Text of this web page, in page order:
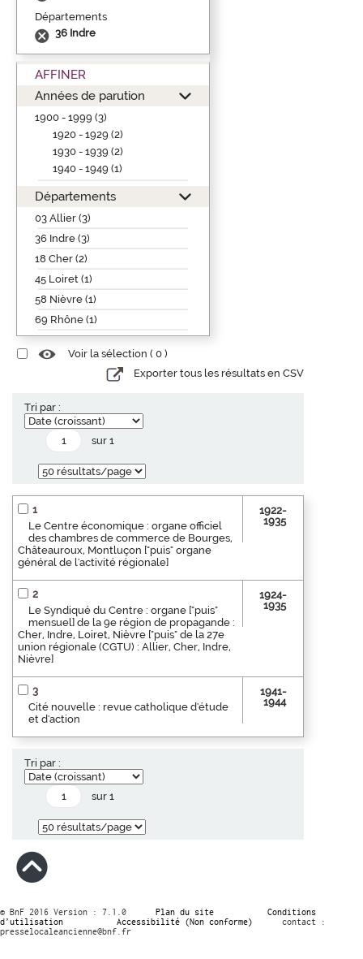
Départements
36 Indre
AFFINER
Années de parution
1900 - 1999 (3)
1920 - 1929 (2)
1930 - 1939 (2)
1940 - 1949 (1)
Départements
03 Allier (3)
36 Indre (3)
18 Cher (2)
45 Loiret (1)
58 Nièvre (1)
69 Rhône (1)
Voir la sélection ( 0 )
Exporter tous les résultats en CSV
Tri par :
sur 1
1
Le Centre économique : organe officiel
des chambres de commerce de Bourges,
Châteauroux, Montluçon ["puis" organe
général de l'activité régionale]
1922-
1935
2
Le Syndiqué du Centre : organe ["puis"
mensuel] de la 9e région de propagande :
Cher, Indre, Loiret, Nièvre ["puis" de la 27e
union régionale (CGTU) : Allier, Cher, Indre,
Nièvre]
1924-
1935
3
Cité nouvelle : revue catholique d'étude
et d'action
1941-
1944
Tri par :
sur 1
© BnF 2016 Version : 7.1.0 Plan du site
Conditions
d’utilisation
Accessibilité (Non conforme)
contact :
presselocaleancienne@bnf.fr